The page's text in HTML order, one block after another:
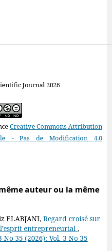
Journal 2026
Creative Commons Attribution
- Pas de Modification 4.0
auteur ou la même
ELABJANI, Regard croisé sur
entrepreneurial,
35 (2026): Vol. 3 No 35